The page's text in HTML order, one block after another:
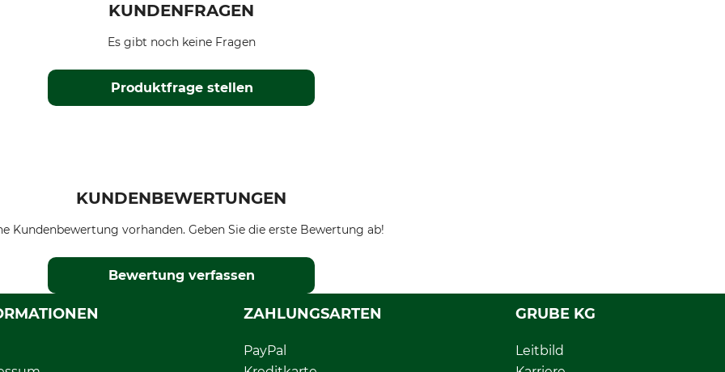
KUNDENFRAGEN
Produktfrage stellen
Es gibt noch keine Fragen
KUNDENBEWERTUNGEN
Kundenbewertung vorhanden. Geben Sie die erste Bewertung ab!
Bewertung verfassen
ZAHLUNGSARTEN
PayPal
GRUBE KG
Leitbild